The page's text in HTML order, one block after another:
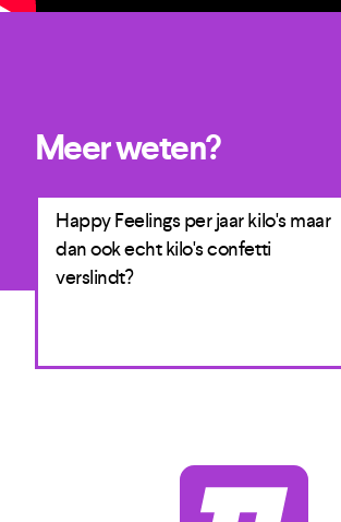
Meer weten?
Happy Feelings per jaar kilo's maar
dan ook echt kilo's confetti
verslindt?